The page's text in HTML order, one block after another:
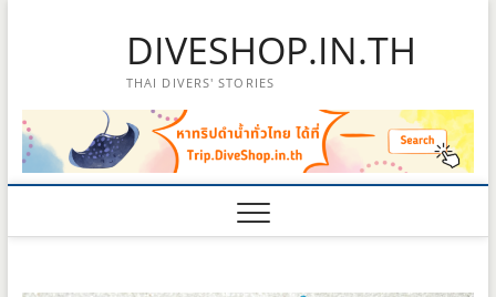
DIVESHOP.IN.TH
THAI DIVERS' STORIES